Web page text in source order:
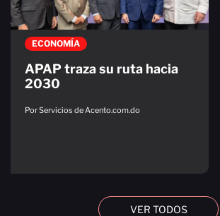
ECONOMÍA
APAP traza su ruta hacia
2030
Por Servicios de Acento.com.do
VER TODOS